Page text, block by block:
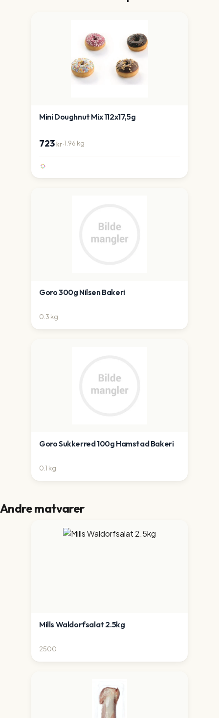
Mini Doughnut Mix 112x17,5g
723kr·1.96 kg
Goro 300g Nilsen Bakeri
0.3 kg
Goro Sukkerred 100g Hamstad Bakeri
0.1 kg
Andre matvarer
Mills Waldorfsalat 2.5kg
2500